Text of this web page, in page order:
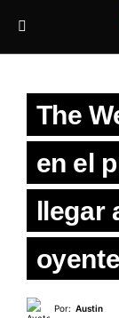
The
en el
llegar
Por: Austin